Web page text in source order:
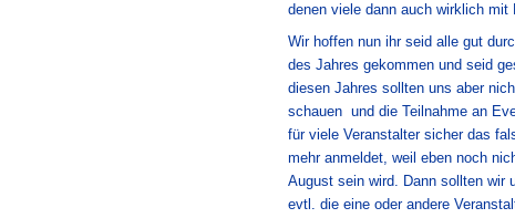
denen viele dann auch wirklich mit
Wir hoffen nun ihr seid alle gut
des Jahres gekommen und seid
diesen Jahres sollten uns aber
schauen und die Teilnahme an
für viele Veranstalter sicher das
mehr anmeldet, weil eben noch
August sein wird. Dann sollten wir
evtl. die eine oder andere